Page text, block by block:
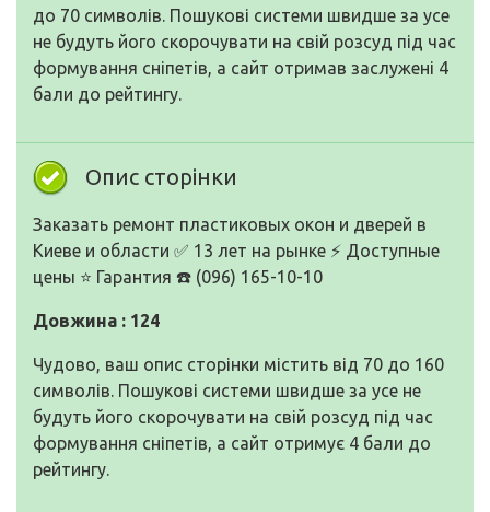
до 70 символів. Пошукові системи швидше за усе
не будуть його скорочувати на свій розсуд під час
формування сніпетів, а сайт отримав заслужені 4
бали до рейтингу.
Опис сторінки
Заказать ремонт пластиковых окон и дверей в
Киеве и области ✅ 13 лет на рынке ⚡ Доступные
цены ⭐ Гарантия ☎️ (096) 165-10-10
Довжина : 124
Чудово, ваш опис сторінки містить від 70 до 160
символів. Пошукові системи швидше за усе не
будуть його скорочувати на свій розсуд під час
формування сніпетів, а сайт отримує 4 бали до
рейтингу.